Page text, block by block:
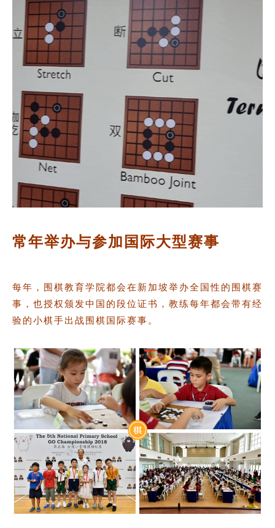
常年举办与参加国际大型赛事
每年，围棋教育学院都会在新加坡举办全国性的围棋赛
事，也授权颁发中国的段位证书，教练每年都会带有经
验的小棋手出战围棋国际赛事。